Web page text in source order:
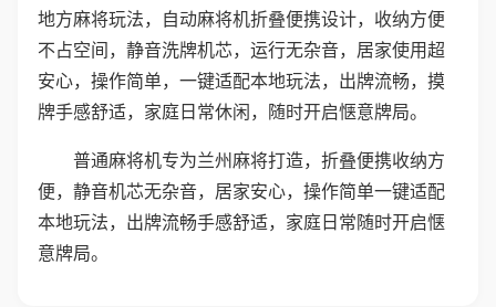
地方麻将玩法，自动麻将机折叠便携设计，收纳方便
不占空间，静音洗牌机芯，运行无杂音，居家使用超
安心，操作简单，一键适配本地玩法，出牌流畅，摸
牌手感舒适，家庭日常休闲，随时开启惬意牌局。
普通麻将机专为兰州麻将打造，折叠便携收纳方
便，静音机芯无杂音，居家安心，操作简单一键适配
本地玩法，出牌流畅手感舒适，家庭日常随时开启惬
意牌局。